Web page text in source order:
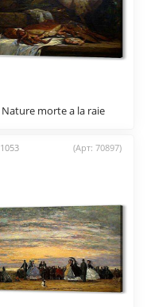
Nature morte a la raie
1053 (Арт: 70897)